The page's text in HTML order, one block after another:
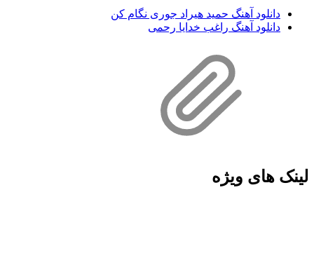
دانلود آهنگ حمید هیراد جوری نگام کن
دانلود آهنگ راغب خدایا رحمی
لینک های ویژه